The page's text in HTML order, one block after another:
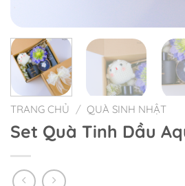
TRANG CHỦ / QUÀ SINH NHẬT
Set Quà Tinh Dầu